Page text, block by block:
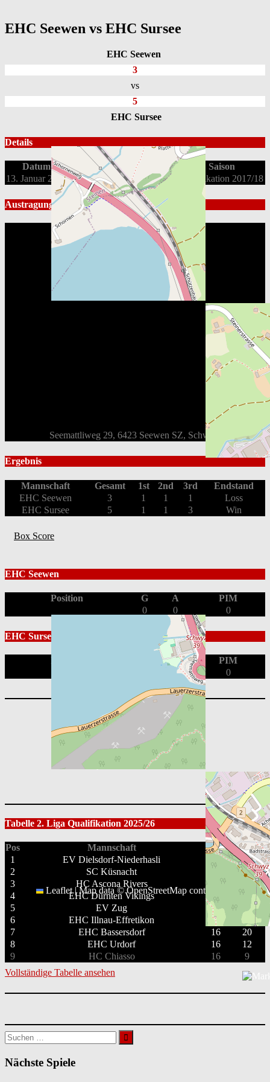
EHC Seewen vs EHC Sursee
EHC Seewen
3
vs
5
EHC Sursee
Details
Datum Spielbeginn Liga
Saison
13. Januar 2018
20:15 2. Liga OST Qualifikation 2017/18
Austragungsort
Kunsteisbahn Zingel
Leaflet |Map data ©OpenStreetMapcontributors
Seemattliweg 29, 6423 Seewen SZ, Schweiz
Ergebnis
Mannschaft Gesamt 1st 2nd 3rd
Endstand
EHC Seewen
3 1 1 1
Loss
EHC Sursee
5 1 1 3 Win
Box Score
EHC Seewen
Position G A
PIM
0
0 0
EHC Sursee
Position A
PIM
0 0
Playoff 2025/26: 1/2 Final
Playoff 2025/26: 1/4 Final
Tabelle 2. Liga Qualifikation 2025/26
Pos Mannschaft GP
PTS
1
EV Dielsdorf-Niederhasli
35
2
SC Küsnacht 16
35
3
HC Ascona Rivers 16
4
EHC Dürnten Vikings 16
29
5
EV Zug 16
23
6
EHC Illnau-Effretikon 16
7
EHC Bassersdorf 16
20
8
EHC Urdorf 16
12
9
HC Chiasso 16
9
Vollständige Tabelle ansehen
Suchen
nach:
Nächste Spiele